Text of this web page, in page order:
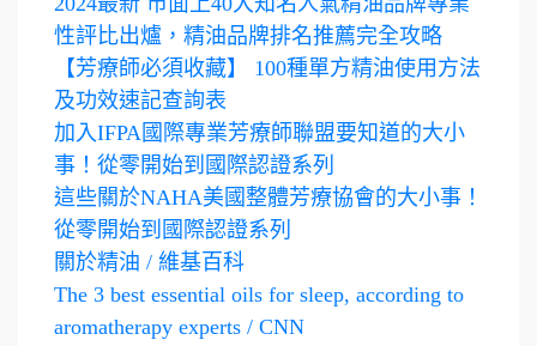
性評比出爐，精油品牌排名推薦完全攻略
【芳療師必須收藏】 100種單方精油使用方法
及功效速記查詢表
加入IFPA國際專業芳療師聯盟要知道的大小
事！從零開始到國際認證系列
這些關於NAHA美國整體芳療協會的大小事！
從零開始到國際認證系列
關於精油 / 維基百科
The 3 best essential oils for sleep, according to
aromatherapy experts / CNN